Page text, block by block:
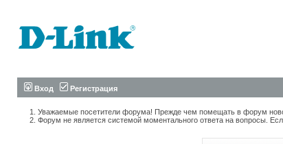
Вход Регистрация
Уважаемые посетители форума! Прежде чем помещать в форум
Форум не является системой моментального ответа на вопросы.